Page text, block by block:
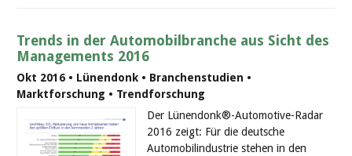
Trends in der Automobilbranche aus Sicht des
Managements 2016
Okt 2016 • Lünendonk • Branchenstudien •
Marktforschung • Trendforschung
Der Lünendonk®-Automotive-Radar
2016 zeigt: Für die deutsche
Automobilindustrie stehen in den